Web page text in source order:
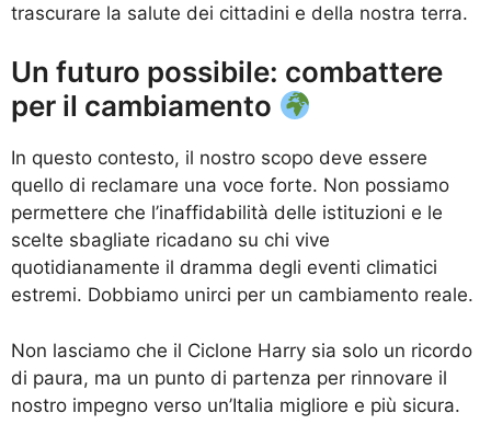
trascurare la salute dei cittadini e della nostra terra.
Un futuro possibile: combattere
per il cambiamento
In questo contesto, il nostro scopo deve essere
quello di reclamare una voce forte. Non possiamo
permettere che l’inaffidabilità delle istituzioni e le
scelte sbagliate ricadano su chi vive
quotidianamente il dramma degli eventi climatici
estremi. Dobbiamo unirci per un cambiamento reale.
Non lasciamo che il Ciclone Harry sia solo un ricordo
di paura, ma un punto di partenza per rinnovare il
nostro impegno verso un’Italia migliore e più sicura.